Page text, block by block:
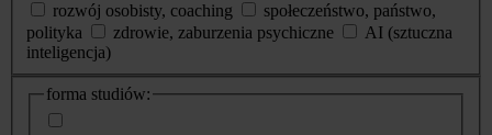
rozwój osobisty, coaching
społeczeństwo, państwo,
polityka
zdrowie, zaburzenia psychiczne
AI (sztuczna
inteligencja)
dodatkowe
informacje
forma studiów: